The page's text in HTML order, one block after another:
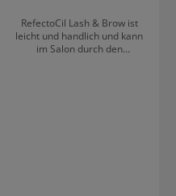
RefectoCil Lash & Brow ist
leicht und handlich und kann
im Salon durch den